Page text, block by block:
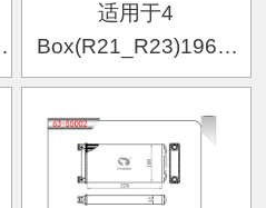
适用于4
Box(R21_R23)1966-
1993暖风